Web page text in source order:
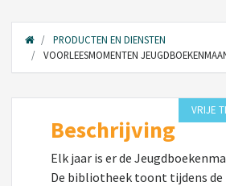
PRODUCTEN EN DIENSTEN
VOORLEESMOMENTEN
VRIJE
Beschrijving
Elk jaar is er de
De bibliotheek toont tijdens de